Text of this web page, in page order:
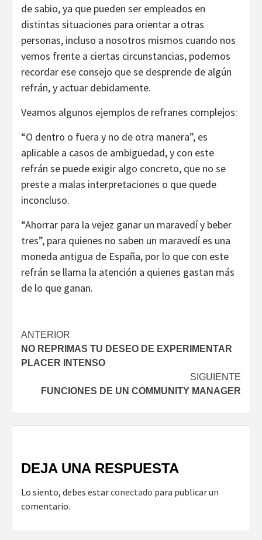
de sabio, ya que pueden ser empleados en
distintas situaciones para orientar a otras
personas, incluso a nosotros mismos cuando nos
vemos frente a ciertas circunstancias, podemos
recordar ese consejo que se desprende de algún
refrán, y actuar debidamente.
Veamos algunos ejemplos de refranes complejos:
“O dentro o fuera y no de otra manera”, es
aplicable a casos de ambigüedad, y con este
refrán se puede exigir algo concreto, que no se
preste a malas interpretaciones o que quede
inconcluso.
“Ahorrar para la vejez ganar un maravedí y beber
tres”, para quienes no saben un maravedí es una
moneda antigua de España, por lo que con este
refrán se llama la atención a quienes gastan más
de lo que ganan.
Navegación
de
ANTERIOR
NO REPRIMAS TU DESEO DE EXPERIMENTAR
PLACER INTENSO
SIGUIENTE
FUNCIONES DE UN COMMUNITY MANAGER
DEJA UNA RESPUESTA
Lo siento, debes estarconectado para publicar un
comentario.